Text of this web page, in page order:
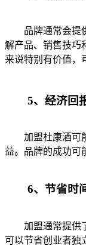
品牌通常会提供
解产品、销售技巧
来说特别有价值，
5、经济回报
加盟杜康酒可能
益。品牌的成功可
6、节省时间
加盟通常提供了
可以节省创业者独